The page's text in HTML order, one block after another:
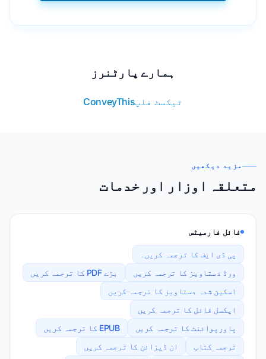
ہمارے پارٹنرز
ٹیکسٹ فلپConveyThis
مزید دیکھیں
متعلقہ اوزار اور خدمات
فائل فارمیٹس
پی ڈی ایف کا ترجمہ کریں۔
ورڈ دستاویز کا ترجمہ کریں
بڑے PDF کا ترجمہ کریں
اسکین شدہ دستاویز کا ترجمہ کریں
ایکسل فائل کا ترجمہ کریں
پاورپوائنٹ کا ترجمہ کریں
EPUB کا ترجمہ کریں
ترجمہ کتاب
ان ڈیزائن کا ترجمہ کریں